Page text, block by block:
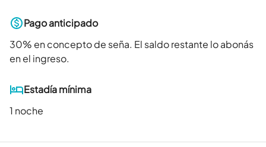
Pago anticipado
30% en concepto de seña. El saldo restante lo abonás
en el ingreso.
Estadía mínima
1 noche